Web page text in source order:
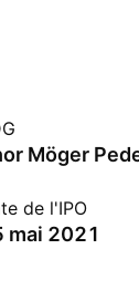
Möger
de l'IPO
mai 2021